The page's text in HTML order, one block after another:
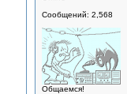
Сообщений: 2,568
Общаемся!